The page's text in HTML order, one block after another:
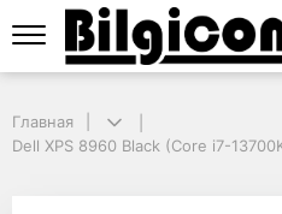
Dell XPS 8960 Black (Core i7-
Dell XPS
Главная
Dell XPS 8960 Black (Core i7-